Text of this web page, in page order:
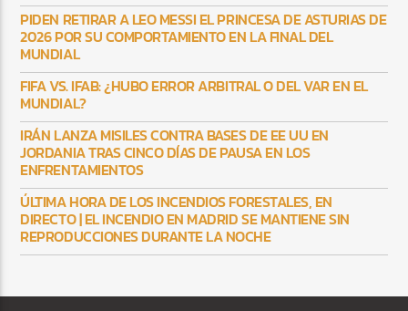
PIDEN RETIRAR A LEO MESSI EL PRINCESA DE ASTURIAS DE
2026 POR SU COMPORTAMIENTO EN LA FINAL DEL
MUNDIAL
FIFA VS. IFAB: ¿HUBO ERROR ARBITRAL O DEL VAR EN EL
MUNDIAL?
IRÁN LANZA MISILES CONTRA BASES DE EE UU EN
JORDANIA TRAS CINCO DÍAS DE PAUSA EN LOS
ENFRENTAMIENTOS
ÚLTIMA HORA DE LOS INCENDIOS FORESTALES, EN
DIRECTO | EL INCENDIO EN MADRID SE MANTIENE SIN
REPRODUCCIONES DURANTE LA NOCHE